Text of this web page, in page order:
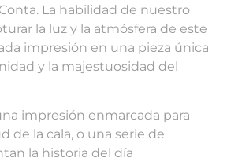
La habilidad de nuestro
la luz y la atmósfera de este
impresión en una pieza única
y la majestuosidad del
impresión enmarcada para
de la cala, o una serie de
la historia del día